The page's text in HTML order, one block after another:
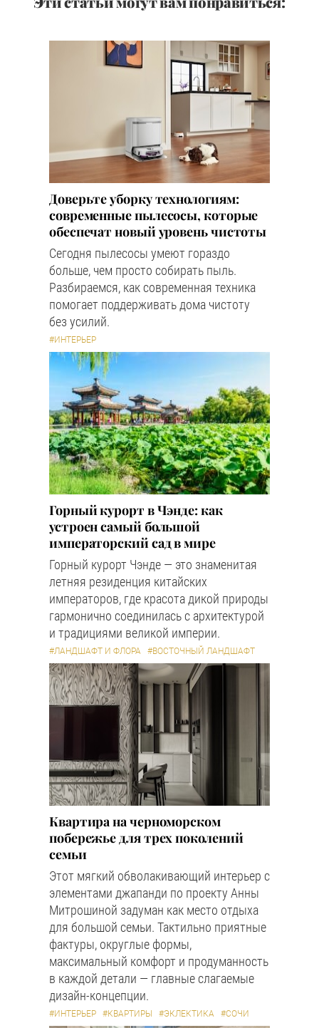
Доверьте уборку технологиям:
современные пылесосы, которые
обеспечат новый уровень чистоты
Сегодня пылесосы умеют гораздо
больше, чем просто собирать пыль.
Разбираемся, как современная техника
помогает поддерживать дома чистоту
без усилий.
#ИНТЕРЬЕР
Горный курорт в Чэнде: как
устроен самый большой
императорский сад в мире
Горный курорт Чэнде — это знаменитая
летняя резиденция китайских
императоров, где красота дикой природы
гармонично соединилась с архитектурой
и традициями великой империи.
#ЛАНДШАФТ И ФЛОРА #ВОСТОЧНЫЙ ЛАНДШАФТ
Квартира на черноморском
побережье для трех поколений
семьи
Этот мягкий обволакивающий интерьер с
элементами джапанди по проекту Анны
Митрошиной задуман как место отдыха
для большой семьи. Тактильно приятные
фактуры, округлые формы,
максимальный комфорт и продуманность
в каждой детали — главные слагаемые
дизайн-концепции.
#ИНТЕРЬЕР #КВАРТИРЫ #ЭКЛЕКТИКА #СОЧИ